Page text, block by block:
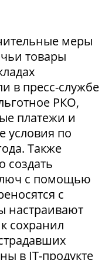
меры
товары
в пресс-службе
РКО,
платежи и
условия по
Также
создать
с помощью
с
настраивают
сохранил
в IT-продукте